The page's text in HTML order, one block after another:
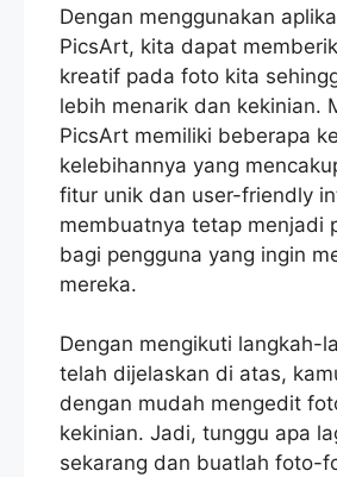
Dengan menggunakan
PicsArt, kita dapat
kreatif pada foto kita
lebih menarik dan kekinian.
PicsArt memiliki beberapa
kelebihannya yang
fitur unik dan user-friendly
membuatnya tetap menjadi
bagi pengguna yang ingin
mereka.
Dengan mengikuti langkah-
telah dijelaskan di atas,
dengan mudah mengedit
kekinian. Jadi, tunggu apa
sekarang dan buatlah foto-